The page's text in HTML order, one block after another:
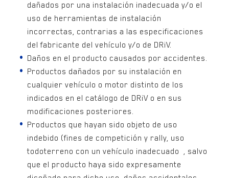
dañados por una instalación inadecuada y/o el
uso de herramientas de instalación
incorrectas, contrarias a las especificaciones
del fabricante del vehículo y/o de DRiV.
Daños en el producto causados por accidentes.
Productos dañados por su instalación en
cualquier vehículo o motor distinto de los
indicados en el catálogo de DRiV o en sus
modificaciones posteriores.
Productos que hayan sido objeto de uso
indebido (fines de competición y rally, uso
todoterreno con un vehículo inadecuado , salvo
que el producto haya sido expresamente